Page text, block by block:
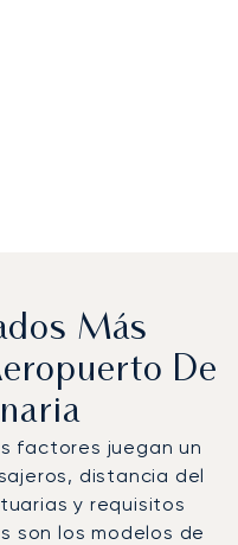
Más
De
factores juegan un
distancia del
y requisitos
son los modelos de